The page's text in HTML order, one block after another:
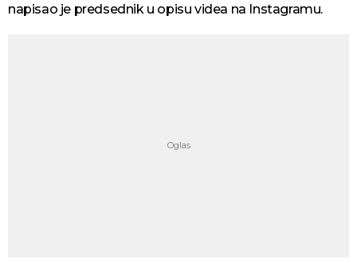
napisao je predsednik u opisu videa na Instagramu.